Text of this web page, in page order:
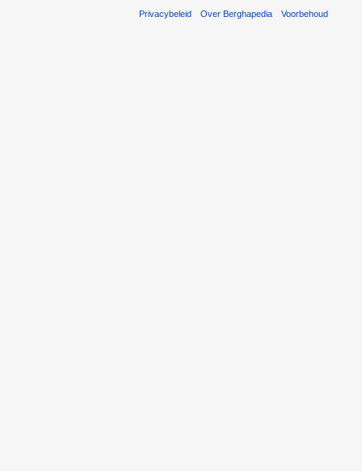
Privacybeleid Over Berghapedia Voorbehoud